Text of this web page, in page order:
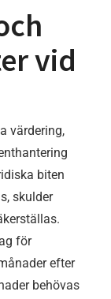
vid
värdering,
biten
skulder
för
efter
behövas